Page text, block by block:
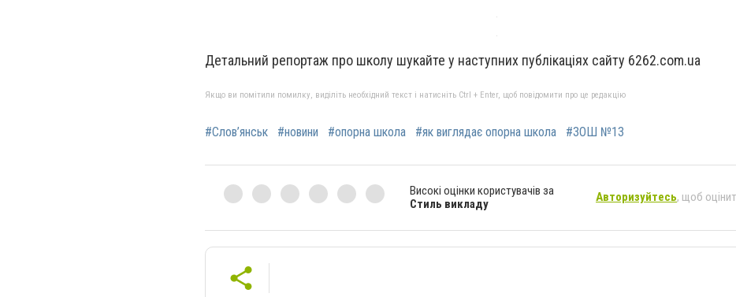
Детальний репортаж про школу шукайте у наступних публікаціях сайту 6262.com.ua
Якщо ви помітили помилку, виділіть необхідний текст і натисніть Ctrl + Enter, щоб повідомити про це редакцію
#Слов’янськ #новини #опорна школа #як виглядає опорна школа #ЗОШ №13
Високі оцінки користувачів за
Стиль викладу
Авторизуйтесь, щоб